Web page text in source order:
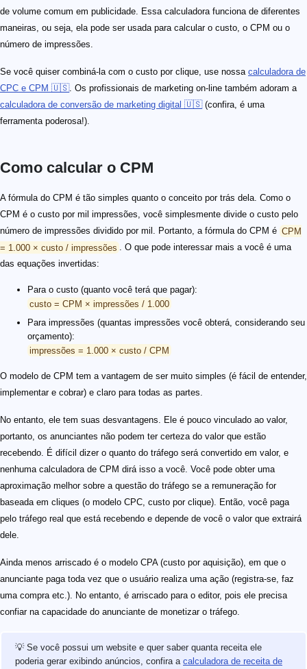
de volume comum em publicidade. Essa calculadora funciona de diferentes
maneiras, ou seja, ela pode ser usada para calcular o custo, o CPM ou o
número de impressões.
Se você quiser combiná-la com o custo por clique, use nossa calculadora de
CPC e CPM 🇺🇸. Os profissionais de marketing on-line também adoram a
calculadora de conversão de marketing digital 🇺🇸(confira, é uma
ferramenta poderosa!).
Como calcular o CPM
A fórmula do CPM é tão simples quanto o conceito por trás dela. Como o
CPM é o custo por mil impressões, você simplesmente divide o custo pelo
número de impressões dividido por mil. Portanto, a fórmula do CPM é CPM
= 1.000 × custo / impressões . O que pode interessar mais a você é uma
das equações invertidas:
Para o custo (quanto você terá que pagar):
custo = CPM × impressões / 1.000
Para impressões (quantas impressões você obterá, considerando seu
orçamento):
impressões = 1.000 × custo / CPM
O modelo de CPM tem a vantagem de ser muito simples (é fácil de entender,
implementar e cobrar) e claro para todas as partes.
No entanto, ele tem suas desvantagens. Ele é pouco vinculado ao valor,
portanto, os anunciantes não podem ter certeza do valor que estão
recebendo. É difícil dizer o quanto do tráfego será convertido em valor, e
nenhuma calculadora de CPM dirá isso a você. Você pode obter uma
aproximação melhor sobre a questão do tráfego se a remuneração for
baseada em cliques (o modelo CPC, custo por clique). Então, você paga
pelo tráfego real que está recebendo e depende de você o valor que extrairá
dele.
Ainda menos arriscado é o modelo CPA (custo por aquisição), em que o
anunciante paga toda vez que o usuário realiza uma ação (registra-se, faz
uma compra etc.). No entanto, é arriscado para o editor, pois ele precisa
confiar na capacidade do anunciante de monetizar o tráfego.
💡 Se você possui um website e quer saber quanta receita ele
poderia gerar exibindo anúncios, confira a calculadora de receita de